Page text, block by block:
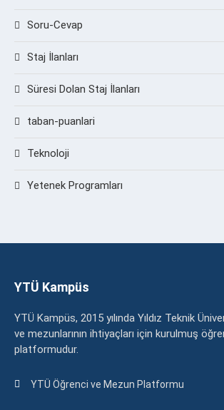
Soru-Cevap
Staj İlanları
Süresi Dolan Staj İlanları
taban-puanlari
Teknoloji
Yetenek Programları
YTÜ Kampüs
YTÜ Kampüs, 2015 yılında Yıldız Teknik
ve mezunlarının ihtiyaçları için kurulmuş
platformudur.
YTÜ Öğrenci ve Mezun Platformu